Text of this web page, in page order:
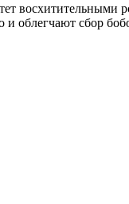
восхитительными
и облегчают сбор